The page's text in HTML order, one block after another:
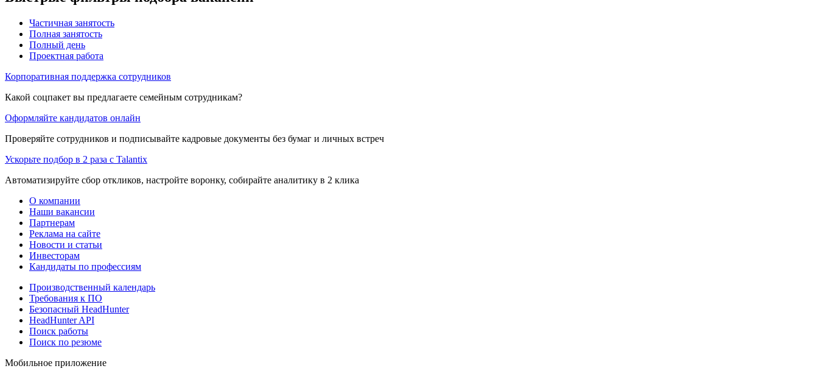
Частичная занятость
Полная занятость
Полный день
Проектная работа
Корпоративная поддержка сотрудников
Какой соцпакет вы предлагаете семейным сотрудникам?
Оформляйте кандидатов онлайн
Проверяйте сотрудников и подписывайте кадровые документы без бумаг и личных встреч
Ускорьте подбор в 2 раза с Talantix
Автоматизируйте сбор откликов, настройте воронку, собирайте аналитику в 2 клика
О компании
Наши вакансии
Партнерам
Реклама на сайте
Новости и статьи
Инвесторам
Кандидаты по профессиям
Производственный календарь
Требования к ПО
Безопасный HeadHunter
HeadHunter API
Поиск работы
Поиск по резюме
Мобильное приложение